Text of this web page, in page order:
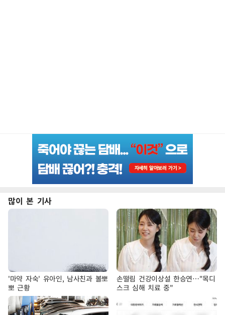
많이 본 기사
'마약 자숙' 유아인, 남사친과 볼뽀
뽀 근황
손떨림 건강이상설 한승연…"목디
스크 심해 치료 중"